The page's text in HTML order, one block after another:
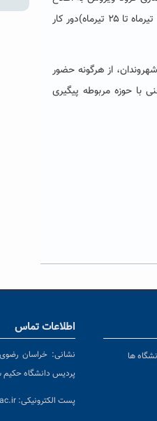
دور کار
از هرگونه حضور
با حوزه مربوطه پیگیری
ها
اطلاعات تماس
نشانی: خراسان
پردیس دانشگاه حکیم
پست الکترونیکی: